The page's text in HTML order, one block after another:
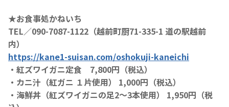
★お食事処かねいち
TEL／090-7087-1122（越前町厨71-335-1 道の駅越前
内）
https://kane1-suisan.com/oshokuji-kaneichi
・紅ズワイガニ定食 7,800円（税込）
・カニ汁（紅ガニ １片使用） 1,000円（税込）
・海鮮丼（紅ズワイガニの足2～3本使用） 1,950円（税